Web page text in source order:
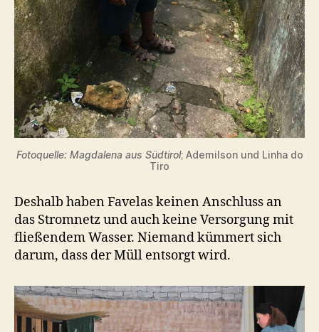
Fotoquelle: Magdalena aus Südtirol; Ademilson und Linha do
Tiro
Deshalb haben Favelas keinen Anschluss an
das Stromnetz und auch keine Versorgung mit
fließendem Wasser. Niemand kümmert sich
darum, dass der Müll entsorgt wird.